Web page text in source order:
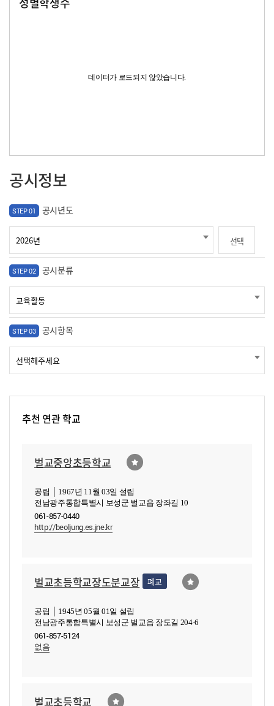
데이터가 로드되지 않았습니다.
공시정보
STEP 01 공시년도
선택
STEP 02 공시분류
STEP 03 공시항목
추천 연관 학교
벌교중앙초등학교
공립 │ 1967년 11월 03일 설립
전남광주통합특별시 보성군 벌교읍 장좌길 10
061-857-0440
http://beoljung.es.jne.kr
벌교초등학교장도분교장 폐교
공립 │ 1945년 05월 01일 설립
전남광주통합특별시 보성군 벌교읍 장도길 204-6
061-857-5124
없음
벌교초등학교